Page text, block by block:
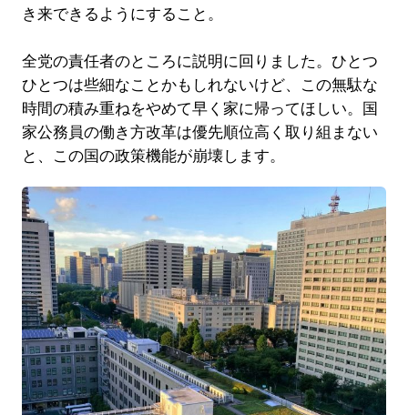
き来できるようにすること。
全党の責任者のところに説明に回りました。ひとつ
ひとつは些細なことかもしれないけど、この無駄な
時間の積み重ねをやめて早く家に帰ってほしい。国
家公務員の働き方改革は優先順位高く取り組まない
と、この国の政策機能が崩壊します。